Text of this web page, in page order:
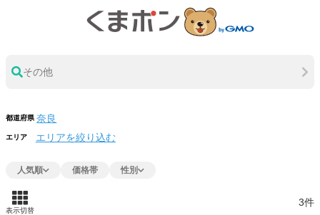
その他
都道府県
エリア エリアを絞り込む
人気順 価格帯 性別
表示切替
3件